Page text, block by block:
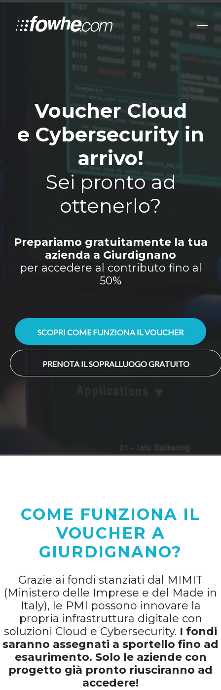
Voucher Cloud
e Cybersecurity in
arrivo!
Sei pronto ad
ottenerlo?
Prepariamo gratuitamente la tua
azienda a Giurdignano
per accedere al contributo fino al
50%
SCOPRI COME FUNZIONA IL VOUCHER
PRENOTA IL SOPRALLUOGO GRATUITO
COME FUNZIONA IL
VOUCHER A
GIURDIGNANO?
Grazie ai fondi stanziati dal MIMIT
(Ministero delle Imprese e del Made in
Italy), le PMI possono innovare la
propria infrastruttura digitale con
soluzioni Cloud e Cybersecurity. I fondi
saranno assegnati a sportello fino ad
esaurimento. Solo le aziende con
progetto già pronto riusciranno ad
accedere!